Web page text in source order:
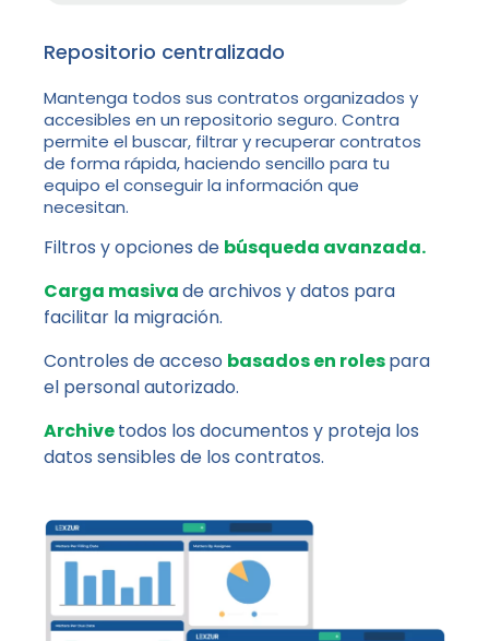
Repositorio centralizado
Mantenga todos sus contratos organizados y
accesibles en un repositorio seguro. Contra
permite el buscar, filtrar y recuperar contratos
de forma rápida, haciendo sencillo para tu
equipo el conseguir la información que
necesitan.
Filtros y opciones de búsqueda avanzada.
Carga masivade archivos y datos para
facilitar la migración.
Controles de acceso basados en rolespara
el personal autorizado.
Archivetodos los documentos y proteja los
datos sensibles de los contratos.